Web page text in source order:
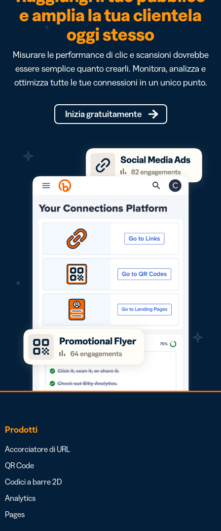
e amplia la tua clientela
oggi stesso
Misurare le performance di clic e scansioni dovrebbe
essere semplice quanto crearli. Monitora, analizza e
ottimizza tutte le tue connessioni in un unico punto.
Inizia gratuitamente
Prodotti
Accorciatore di URL
QR Code
Codici a barre 2D
Analytics
Pages